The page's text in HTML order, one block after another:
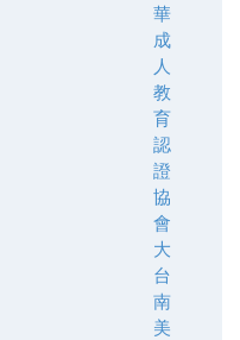
華
成
人
教
育
認
證
協
會
大
台
南
美